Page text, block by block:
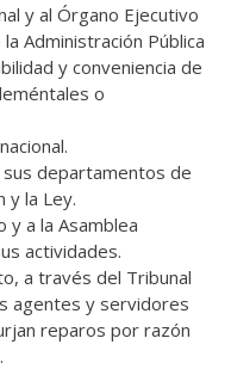
y al Órgano Ejecutivo
Administración Pública
y conveniencia de
o
departamentos de
y la Ley.
y a la Asamblea
actividades.
a través del Tribunal
agentes y servidores
reparos por razón